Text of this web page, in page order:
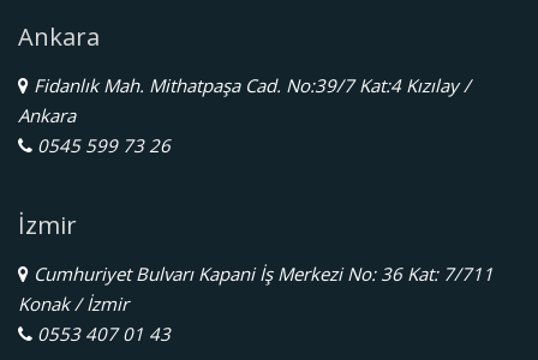
Ankara
Fidanlık Mah. Mithatpaşa Cad. No:39/7 Kat:4 Kızılay /
Ankara
0545 599 73 26
İzmir
Cumhuriyet Bulvarı Kapani İş Merkezi No: 36 Kat: 7/711
Konak / İzmir
0553 407 01 43